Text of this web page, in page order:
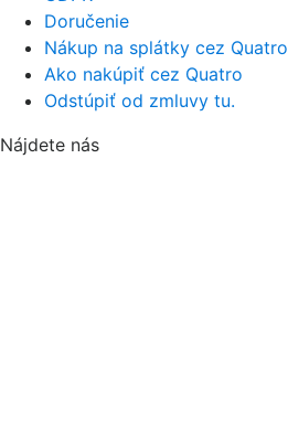
Doručenie
Nákup na splátky cez Quatro
Ako nakúpiť cez Quatro
Odstúpiť od zmluvy tu.
Nájdete nás